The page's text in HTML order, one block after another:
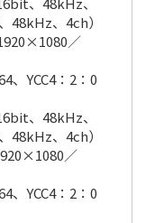
48kHz、4ch）
／
、YCC4：2：0
、48kHz、
48kHz、4ch）
／
、YCC4：2：0